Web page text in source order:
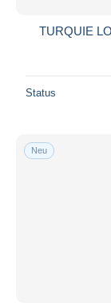
TURQUIE
Status
Neu